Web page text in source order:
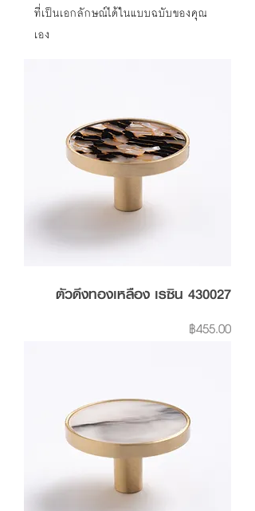
ตัวดึงทองเหลือง เรซิน 430027
Price
฿455.00
ที่เป็นเอกลักษณ์ได้ในแบบฉบับของคุณ
เอง